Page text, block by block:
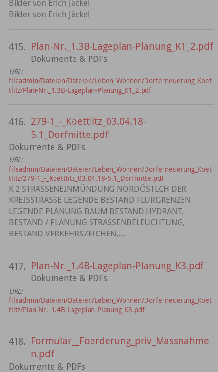
Bilder von Erich Jäckel
Bilder von Erich Jäckel
415. Plan-Nr._1.3B-Lageplan-Planung_K1_2.pdf
Dokumente & PDFs
URL:
fileadmin/Dateien/Dateien/Leben_Wohnen/Dorferneuerung_Koet
tlitz/Plan-Nr._1.3B-Lageplan-Planung_K1_2.pdf
416. 279-1_-_Koettlitz_03.04.18-
5.1_Dorfmitte.pdf
Dokumente & PDFs
URL:
fileadmin/Dateien/Dateien/Leben_Wohnen/Dorferneuerung_Koet
tlitz/279-1_-_Koettlitz_03.04.18-5.1_Dorfmitte.pdf
K 2 STRASSENEINMÜNDUNG NORDÖSTLCH DER
KREISSTRASSE LEGENDE BESTAND FLURGRENZEN
LEGENDE PLANUNG BAUM BESTAND HYDRANT,
BESTAND / PLANUNG STRASSENBELEUCHTUNG,
BESTAND VERKEHRSZEICHEN,...
417. Plan-Nr._1.4B-Lageplan-Planung_K3.pdf
Dokumente & PDFs
URL:
fileadmin/Dateien/Dateien/Leben_Wohnen/Dorferneuerung_Koet
tlitz/Plan-Nr._1.4B-Lageplan-Planung_K3.pdf
418. Formular__Foerderung_priv_Massnahme
n.pdf
Dokumente & PDFs